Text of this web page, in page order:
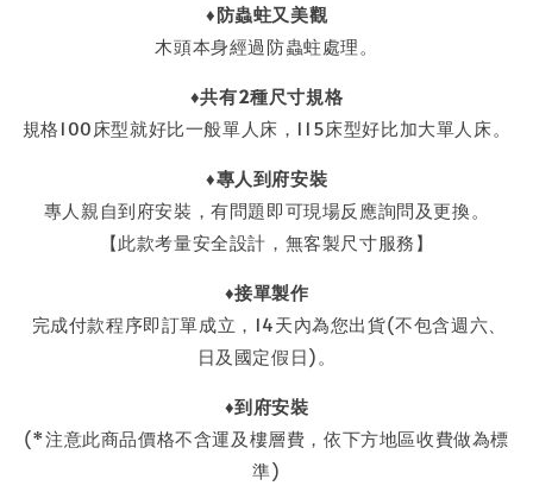
♦防蟲蛀又美觀
木頭本身經過防蟲蛀處理。
♦共有2種尺寸規格
規格100床型就好比一般單人床，115床型好比加大單人床。
♦專人到府安裝
專人親自到府安裝，有問題即可現場反應詢問及更換。
【此款考量安全設計，無客製尺寸服務】
♦接單製作
完成付款程序即訂單成立，14天內為您出貨(不包含週六、
日及國定假日)。
♦到府安裝
(*注意此商品價格不含運及樓層費，依下方地區收費做為標
準)